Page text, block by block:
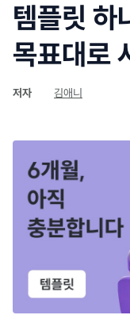
템플릿 하
목표대로
저자 김애니